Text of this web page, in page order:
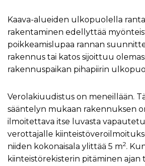
Kaava-alueiden ulkopuolella
rakentaminen edellyttää
poikkeamislupaa rannan
rakennus tai katos sijoittuu
rakennuspaikan pihapiirin
Verolakiuudistus on meneillään.
sääntelyn mukaan rakennuksen
ilmoitettava itse luvasta
verottajalle
niiden kokonaisala ylittää 5 m2.
kiinteistörekisterin pitäminen ajan